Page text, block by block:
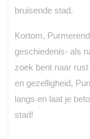
bruisende stad.
Kortom,
geschiedenis- als
zoek bent naar
en gezelligheid,
langs en laat je
stad!